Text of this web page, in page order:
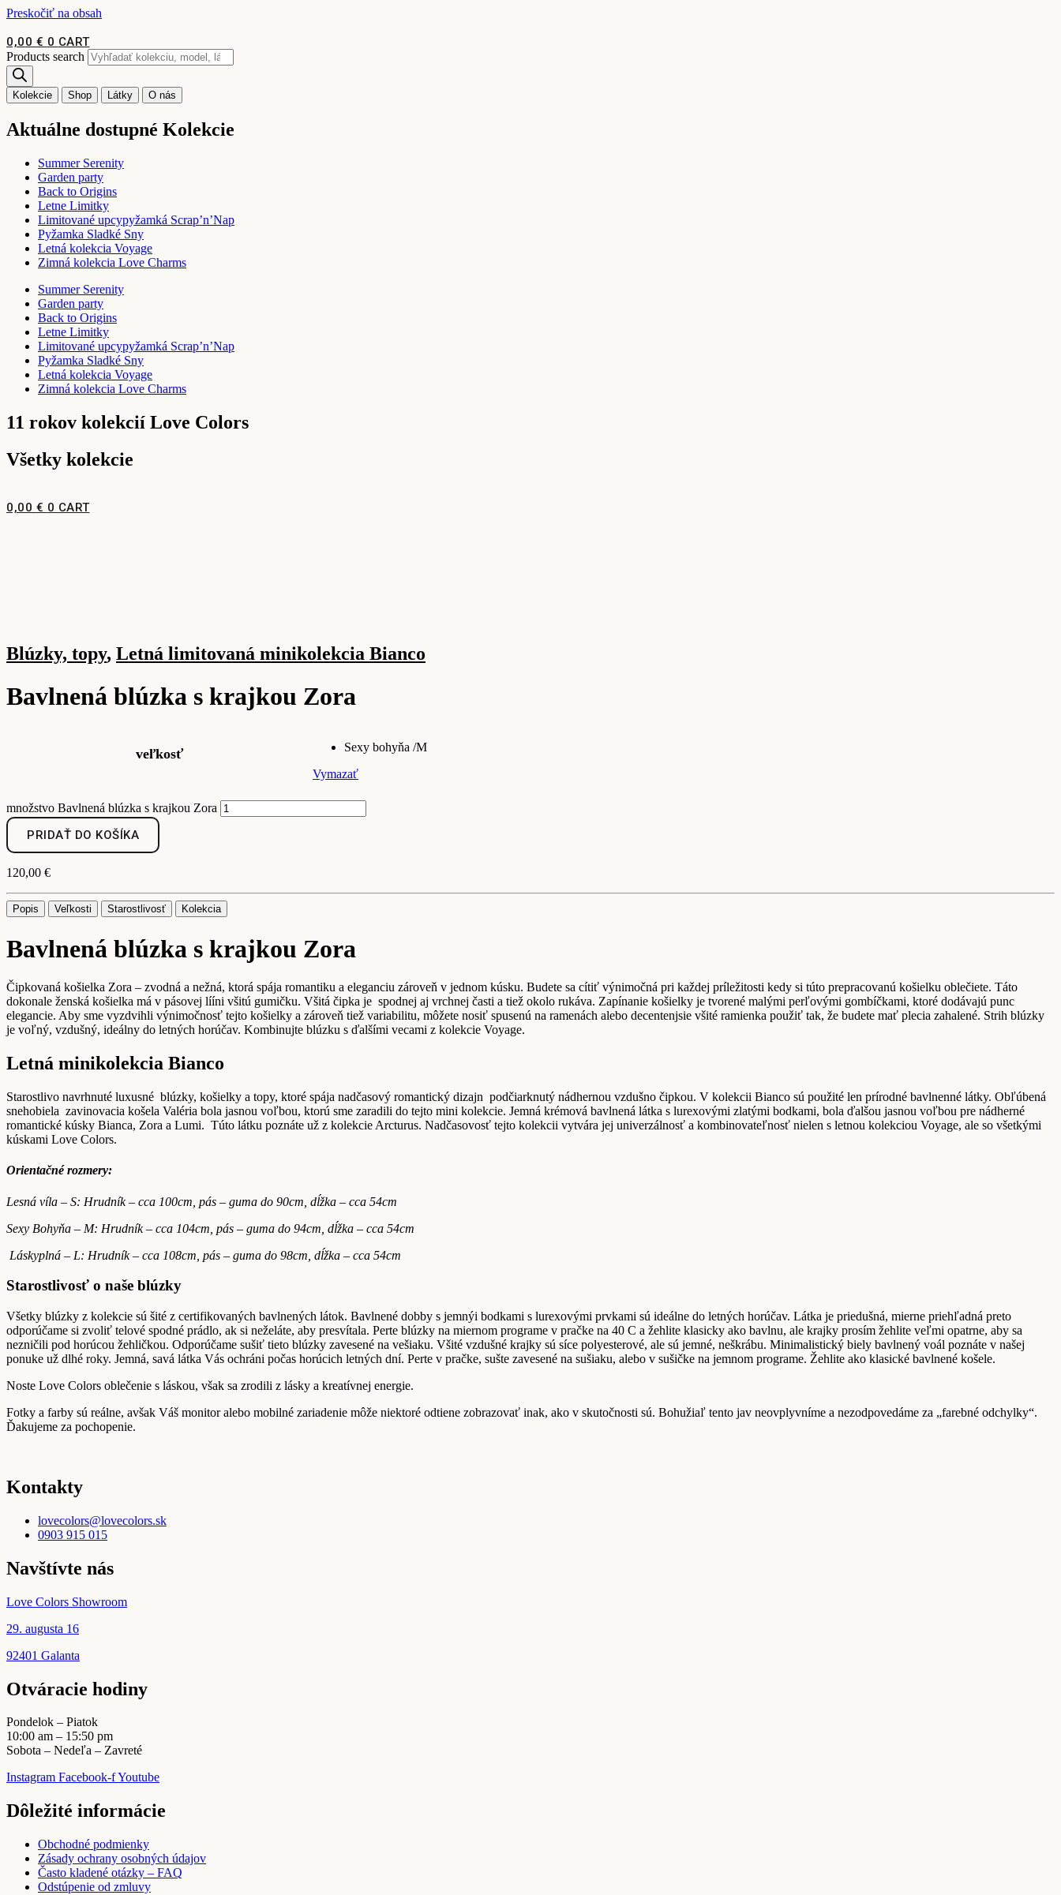
Preskočiť na obsah
0,00 € 0 CART
Products search
Kolekcie Shop Látky O nás
Aktuálne dostupné Kolekcie
Summer Serenity
Garden party
Back to Origins
Letne Limitky
Limitované upcypyžamká Scrap’n’Nap
Pyžamka Sladké Sny
Letná kolekcia Voyage
Zimná kolekcia Love Charms
Summer Serenity
Garden party
Back to Origins
Letne Limitky
Limitované upcypyžamká Scrap’n’Nap
Pyžamka Sladké Sny
Letná kolekcia Voyage
Zimná kolekcia Love Charms
11 rokov kolekcií Love Colors
Všetky kolekcie
0,00 € 0 CART
Blúzky, topy, Letná limitovaná minikolekcia Bianco
Bavlnená blúzka s krajkou Zora
veľkosť
Sexy bohyňa /M
Vymazať
množstvo Bavlnená blúzka s krajkou Zora
PRIDAŤ DO KOŠÍKA
120,00 €
Popis Veľkosti Starostlivosť Kolekcia
Bavlnená blúzka s krajkou Zora
Čipkovaná košielka Zora – zvodná a nežná, ktorá spája romantiku a eleganciu zároveň v jednom kúsku. Budete sa cítiť výnimočná pri každej príležitosti kedy si túto prepracovanú košielku oblečiete. Táto
dokonale ženská košielka má v pásovej lííni všitú gumičku. Všitá čipka je spodnej aj vrchnej časti a tiež okolo rukáva. Zapínanie košielky je tvorené malými perľovými gombíčkami, ktoré dodávajú punc
elegancie. Aby sme vyzdvihli výnimočnosť tejto košielky a zároveň tiež variabilitu, môžete nosiť spusenú na ramenách alebo decentenjsie všité ramienka použiť tak, že budete mať plecia zahalené. Strih blúzky
je voľný, vzdušný, ideálny do letných horúčav. Kombinujte blúzku s ďalšími vecami z kolekcie Voyage.
Letná minikolekcia Bianco
Starostlivo navrhnuté luxusné blúzky, košielky a topy, ktoré spája nadčasový romantický dizajn podčiarknutý nádhernou vzdušno čipkou. V kolekcii Bianco sú použité len prírodné bavlnenné látky. Obľúbená
snehobiela zavinovacia košela Valéria bola jasnou voľbou, ktorú sme zaradili do tejto mini kolekcie. Jemná krémová bavlnená látka s lurexovými zlatými bodkami, bola ďalšou jasnou voľbou pre nádherné
romantické kúsky Bianca, Zora a Lumi. Túto látku poznáte už z kolekcie Arcturus. Nadčasovosť tejto kolekcii vytvára jej univerzálnosť a kombinovateľnosť nielen s letnou kolekciou Voyage, ale so všetkými
kúskami Love Colors.
Orientačné rozmery:
Lesná víla – S: Hrudník – cca 100cm, pás – guma do 90cm, dĺžka – cca 54cm
Sexy Bohyňa – M: Hrudník – cca 104cm, pás – guma do 94cm, dĺžka – cca 54cm
Láskyplná – L: Hrudník – cca 108cm, pás – guma do 98cm, dĺžka – cca 54cm
Starostlivosť o naše blúzky
Všetky blúzky z kolekcie sú šité z certifikovaných bavlnených látok. Bavlnené dobby s jemnýi bodkami s lurexovými prvkami sú ideálne do letných horúčav. Látka je priedušná, mierne priehľadná preto
odporúčame si zvoliť telové spodné prádlo, ak si neželáte, aby presvítala. Perte blúzky na miernom programe v pračke na 40 C a žehlite klasicky ako bavlnu, ale krajky prosím žehlite veľmi opatrne, aby sa
nezničili pod horúcou žehličkou. Odporúčame sušiť tieto blúzky zavesené na vešiaku. Všité vzdušné krajky sú síce polyesterové, ale sú jemné, neškrábu. Minimalistický biely bavlnený voál poznáte v našej
ponuke už dlhé roky. Jemná, savá látka Vás ochráni počas horúcich letných dní. Perte v pračke, sušte zavesené na sušiaku, alebo v sušičke na jemnom programe. Žehlite ako klasické bavlnené košele.
Noste Love Colors oblečenie s láskou, však sa zrodili z lásky a kreatívnej energie.
Fotky a farby sú reálne, avšak Váš monitor alebo mobilné zariadenie môže niektoré odtiene zobrazovať inak, ako v skutočnosti sú. Bohužiaľ tento jav neovplyvníme a nezodpovedáme za „farebné odchylky“.
Ďakujeme za pochopenie.
Kontakty
lovecolors@lovecolors.sk
0903 915 015
Navštívte nás
Love Colors Showroom
29. augusta 16
92401 Galanta
Otváracie hodiny
Pondelok – Piatok
10:00 am – 15:50 pm
Sobota – Nedeľa – Zavreté
Instagram Facebook-fYoutube
Dôležité informácie
Obchodné podmienky
Zásady ochrany osobných údajov
Často kladené otázky – FAQ
Odstúpenie od zmluvy